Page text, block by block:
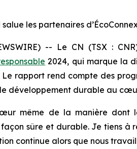
salue les partenaires
-- Le CN (TSX :
2024, qui marque la
rapport rend compte des
développement durable au
même de la manière
sûre et durable. Je tiens à
continue alors que nous